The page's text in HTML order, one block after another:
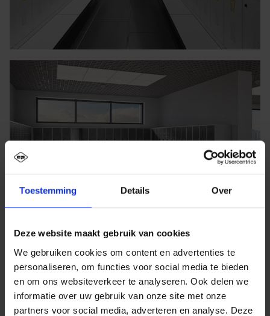
Toestemming Details Over
Deze website maakt gebruik van cookies
We gebruiken cookies om content en advertenties te
personaliseren, om functies voor social media te bieden
en om ons websiteverkeer te analyseren. Ook delen we
informatie over uw gebruik van onze site met onze
partners voor social media, adverteren en analyse. Deze